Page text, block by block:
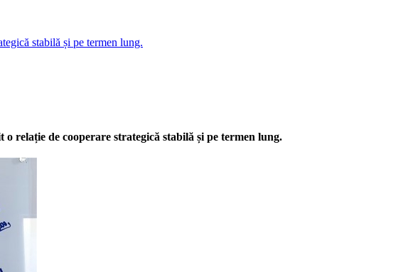
stabilă și pe termen lung.
relație de cooperare strategică stabilă și pe termen lung.